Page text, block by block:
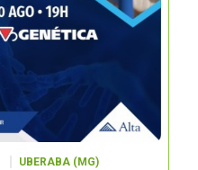
UBERABA (MG)